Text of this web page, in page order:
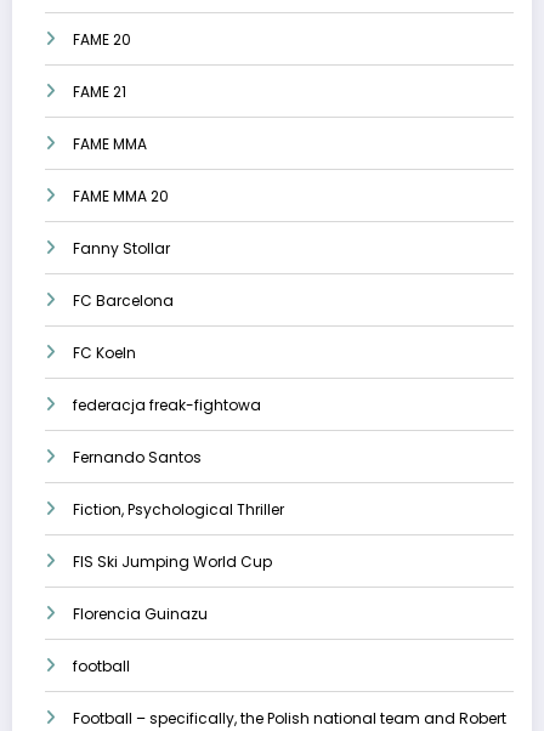
FAME 20
FAME 21
FAME MMA
FAME MMA 20
Fanny Stollar
FC Barcelona
FC Koeln
federacja freak-fightowa
Fernando Santos
Fiction, Psychological Thriller
FIS Ski Jumping World Cup
Florencia Guinazu
football
Football – specifically, the Polish national team and Robert